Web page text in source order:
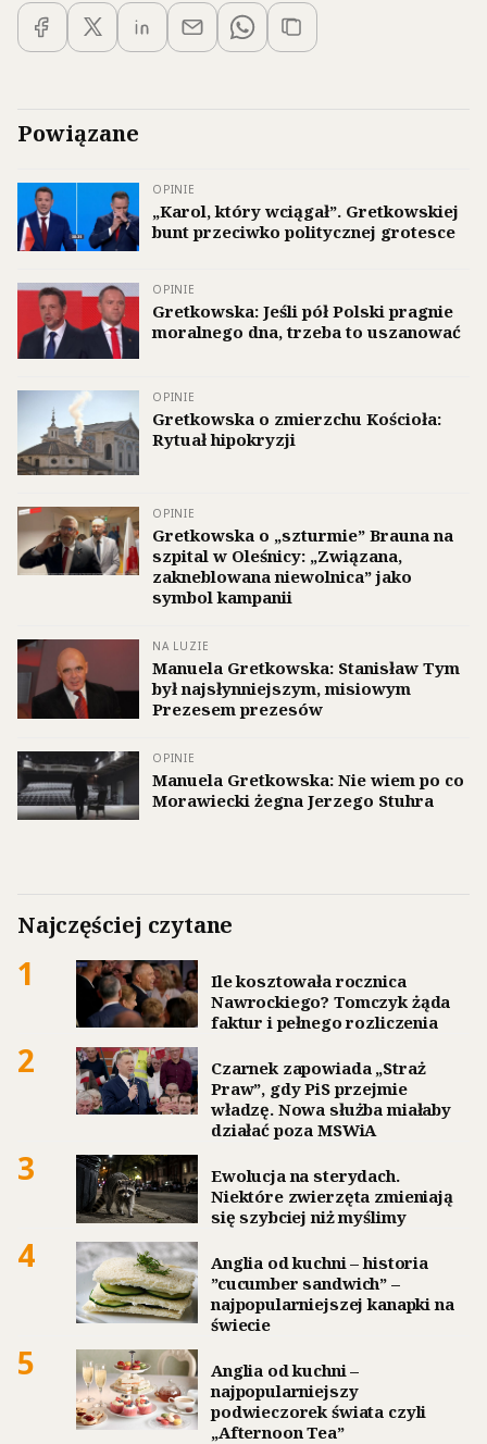
Powiązane
OPINIE
„Karol, który wciągał”. Gretkowskiej
bunt przeciwko politycznej grotesce
OPINIE
Gretkowska: Jeśli pół Polski pragnie
moralnego dna, trzeba to uszanować
OPINIE
Gretkowska o zmierzchu Kościoła:
Rytuał hipokryzji
OPINIE
Gretkowska o „szturmie” Brauna na
szpital w Oleśnicy: „Związana,
zakneblowana niewolnica” jako
symbol kampanii
NA LUZIE
Manuela Gretkowska: Stanisław Tym
był najsłynniejszym, misiowym
Prezesem prezesów
OPINIE
Manuela Gretkowska: Nie wiem po co
Morawiecki żegna Jerzego Stuhra
Najczęściej czytane
1
Ile kosztowała rocznica
Nawrockiego? Tomczyk żąda
faktur i pełnego rozliczenia
2
Czarnek zapowiada „Straż
Praw”, gdy PiS przejmie
władzę. Nowa służba miałaby
działać poza MSWiA
3
Ewolucja na sterydach.
Niektóre zwierzęta zmieniają
się szybciej niż myślimy
4
Anglia od kuchni – historia
”cucumber sandwich” –
najpopularniejszej kanapki na
świecie
5
Anglia od kuchni –
najpopularniejszy
podwieczorek świata czyli
„Afternoon Tea”